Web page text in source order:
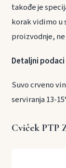
takođe je
korak vidimo u
proizvodnje, ne
Detaljni podaci
Suvo crveno
serviranja 13-
Cviček PTP